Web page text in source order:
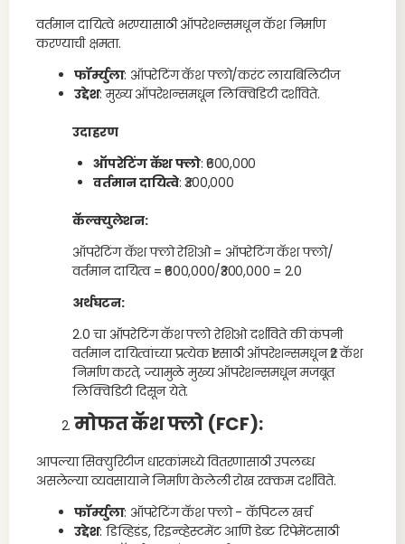
वर्तमान दायित्वे भरण्यासाठी ऑपरेशन्समधून कॅश निर्माण
करण्याची क्षमता.
फॉर्म्युला: ऑपरेटिंग कॅश फ्लो/करंट लायबिलिटीज
उद्देश: मुख्य ऑपरेशन्समधून लिक्विडिटी दर्शविते.
उदाहरण
ऑपरेटिंग कॅश फ्लो: ₹600,000
वर्तमान दायित्वे: ₹300,000
कॅल्क्युलेशन:
ऑपरेटिंग कॅश फ्लो रेशिओ = ऑपरेटिंग कॅश फ्लो/
वर्तमान दायित्व = ₹600,000/₹300,000 = 2.0
अर्थघटन:
2.0 चा ऑपरेटिंग कॅश फ्लो रेशिओ दर्शविते की कंपनी
वर्तमान दायित्वांच्या प्रत्येक ₹1 साठी ऑपरेशन्समधून ₹2 कॅश
निर्माण करते, ज्यामुळे मुख्य ऑपरेशन्समधून मजबूत
लिक्विडिटी दिसून येते.
मोफत कॅश फ्लो (FCF):
आपल्या सिक्युरिटीज धारकांमध्ये वितरणासाठी उपलब्ध
असलेल्या व्यवसायाने निर्माण केलेली रोख रक्कम दर्शविते.
फॉर्म्युला: ऑपरेटिंग कॅश फ्लो - कॅपिटल खर्च
उद्देश: डिव्हिडंड, रिइन्व्हेस्टमेंट आणि डेब्ट रिपेमेंटसाठी